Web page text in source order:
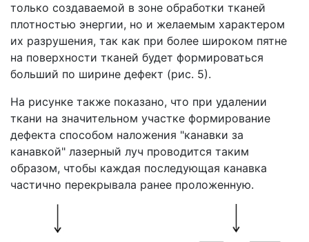
только создаваемой в зоне обработки тканей
плотностью энергии, но и желаемым характером
их разрушения, так как при более широком пятне
на поверхности тканей будет формироваться
больший по ширине дефект (рис. 5).
На рисунке также показано, что при удалении
ткани на значительном участке формирование
дефекта способом наложения "канавки за
канавкой" лазерный луч проводится таким
образом, чтобы каждая последующая канавка
частично перекрывала ранее проложенную.